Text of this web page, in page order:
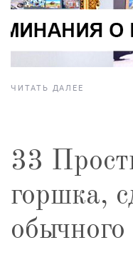
ЧИТАТЬ ДАЛЕЕ
33
горшка,